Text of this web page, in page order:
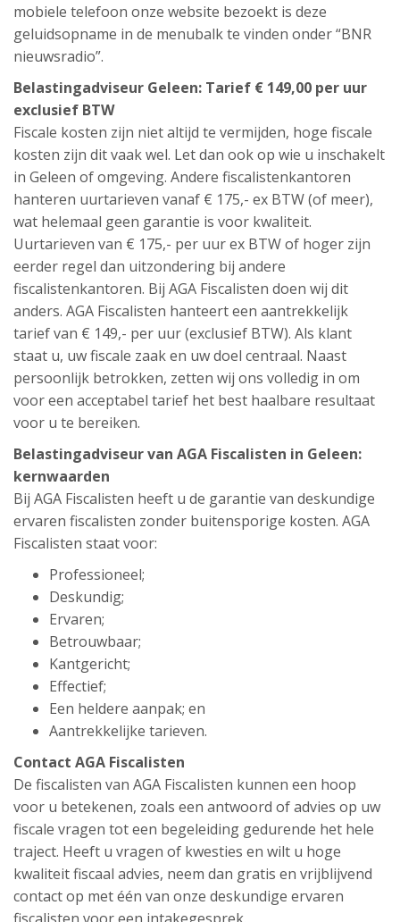
mobiele telefoon onze website bezoekt is deze
geluidsopname in de menubalk te vinden onder “BNR
nieuwsradio”.
Belastingadviseur Geleen: Tarief € 149,00 per uur
exclusief BTW
Fiscale kosten zijn niet altijd te vermijden, hoge fiscale
kosten zijn dit vaak wel. Let dan ook op wie u inschakelt
in Geleen of omgeving. Andere fiscalistenkantoren
hanteren uurtarieven vanaf € 175,- ex BTW (of meer),
wat helemaal geen garantie is voor kwaliteit.
Uurtarieven van € 175,- per uur ex BTW of hoger zijn
eerder regel dan uitzondering bij andere
fiscalistenkantoren. Bij AGA Fiscalisten doen wij dit
anders. AGA Fiscalisten hanteert een aantrekkelijk
tarief van € 149,- per uur (exclusief BTW). Als klant
staat u, uw fiscale zaak en uw doel centraal. Naast
persoonlijk betrokken, zetten wij ons volledig in om
voor een acceptabel tarief het best haalbare resultaat
voor u te bereiken.
Belastingadviseur van AGA Fiscalisten in Geleen:
kernwaarden
Bij AGA Fiscalisten heeft u de garantie van deskundige
ervaren fiscalisten zonder buitensporige kosten. AGA
Fiscalisten staat voor:
Professioneel;
Deskundig;
Ervaren;
Betrouwbaar;
Kantgericht;
Effectief;
Een heldere aanpak; en
Aantrekkelijke tarieven.
Contact AGA Fiscalisten
De fiscalisten van AGA Fiscalisten kunnen een hoop
voor u betekenen, zoals een antwoord of advies op uw
fiscale vragen tot een begeleiding gedurende het hele
traject. Heeft u vragen of kwesties en wilt u hoge
kwaliteit fiscaal advies, neem dan gratis en vrijblijvend
contact op met één van onze deskundige ervaren